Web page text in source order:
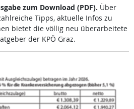
zum Down­load (PDF). Über
Tipps, ak­tu­el­le In­fos zu
bie­tet die völ­lig neu über­ar­bei­te­te
der KPÖ Graz.